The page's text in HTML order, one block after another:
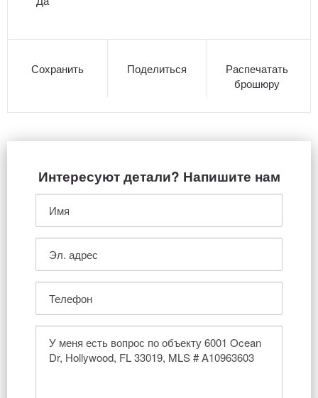
Сохранить Поделиться
Распечатать
брошюру
Интересуют детали? Напишите нам